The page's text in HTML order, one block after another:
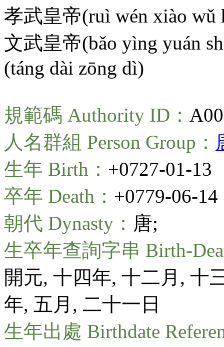
孝武皇帝(ruì wén xiào wǔ
文武皇帝(bǎo yìng yuán
(táng dài zōng dì)
規範碼 Authority ID：
人名群組 Person Group：
生年 Birth： +0727-01-13
卒年 Death： +0779-06-14
朝代 Dynasty： 唐;
生卒年查詢字串 Birth-
開元, 十四年, 十二月, 十
年, 五月, 二十一日
生年出處 Birthdate